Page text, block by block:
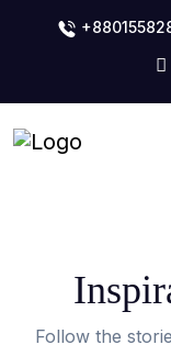
Follow the